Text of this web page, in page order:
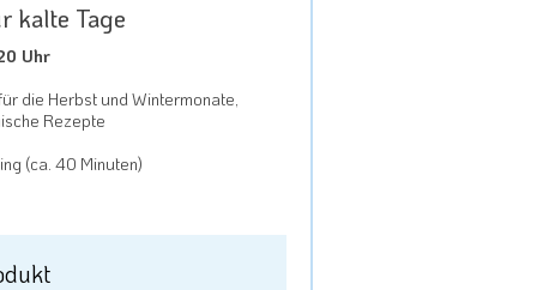
kalte Tage
Uhr
die Herbst und Wintermonate,
Rezepte
(ca. 40 Minuten)